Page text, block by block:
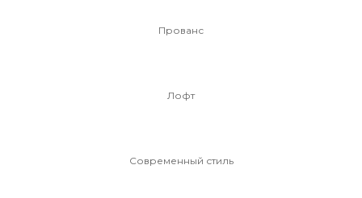
Прованс
Лофт
Современный стиль